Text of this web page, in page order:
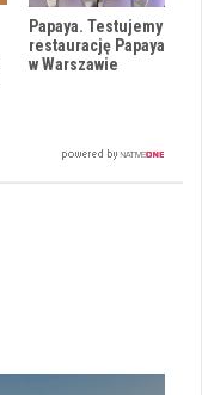
Papaya. Testujemy
restaurację Papaya
w Warszawie